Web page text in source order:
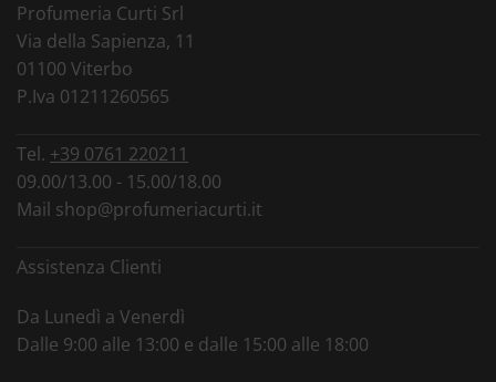
Profumeria Curti Srl
Via della Sapienza, 11
01100 Viterbo
P.Iva 01211260565
Tel. +39 0761 220211
09.00/13.00 - 15.00/18.00
Mail shop@profumeriacurti.it
Assistenza Clienti
Da Lunedì a Venerdì
Dalle 9:00 alle 13:00 e dalle 15:00 alle 18:00